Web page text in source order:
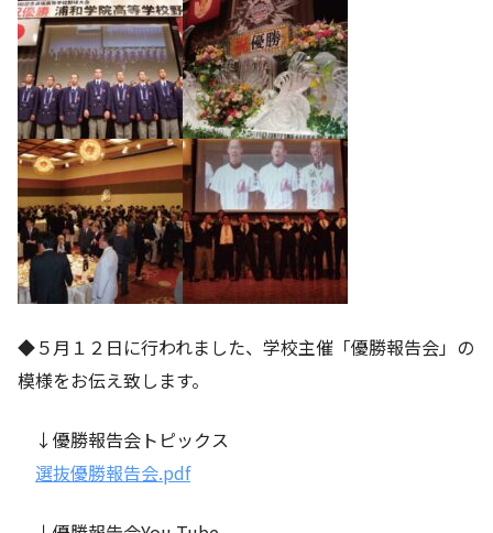
◆５月１２日に行われました、学校主催「優勝報告会」の
模様をお伝え致します。
↓優勝報告会トピックス
選抜優勝報告会.pdf